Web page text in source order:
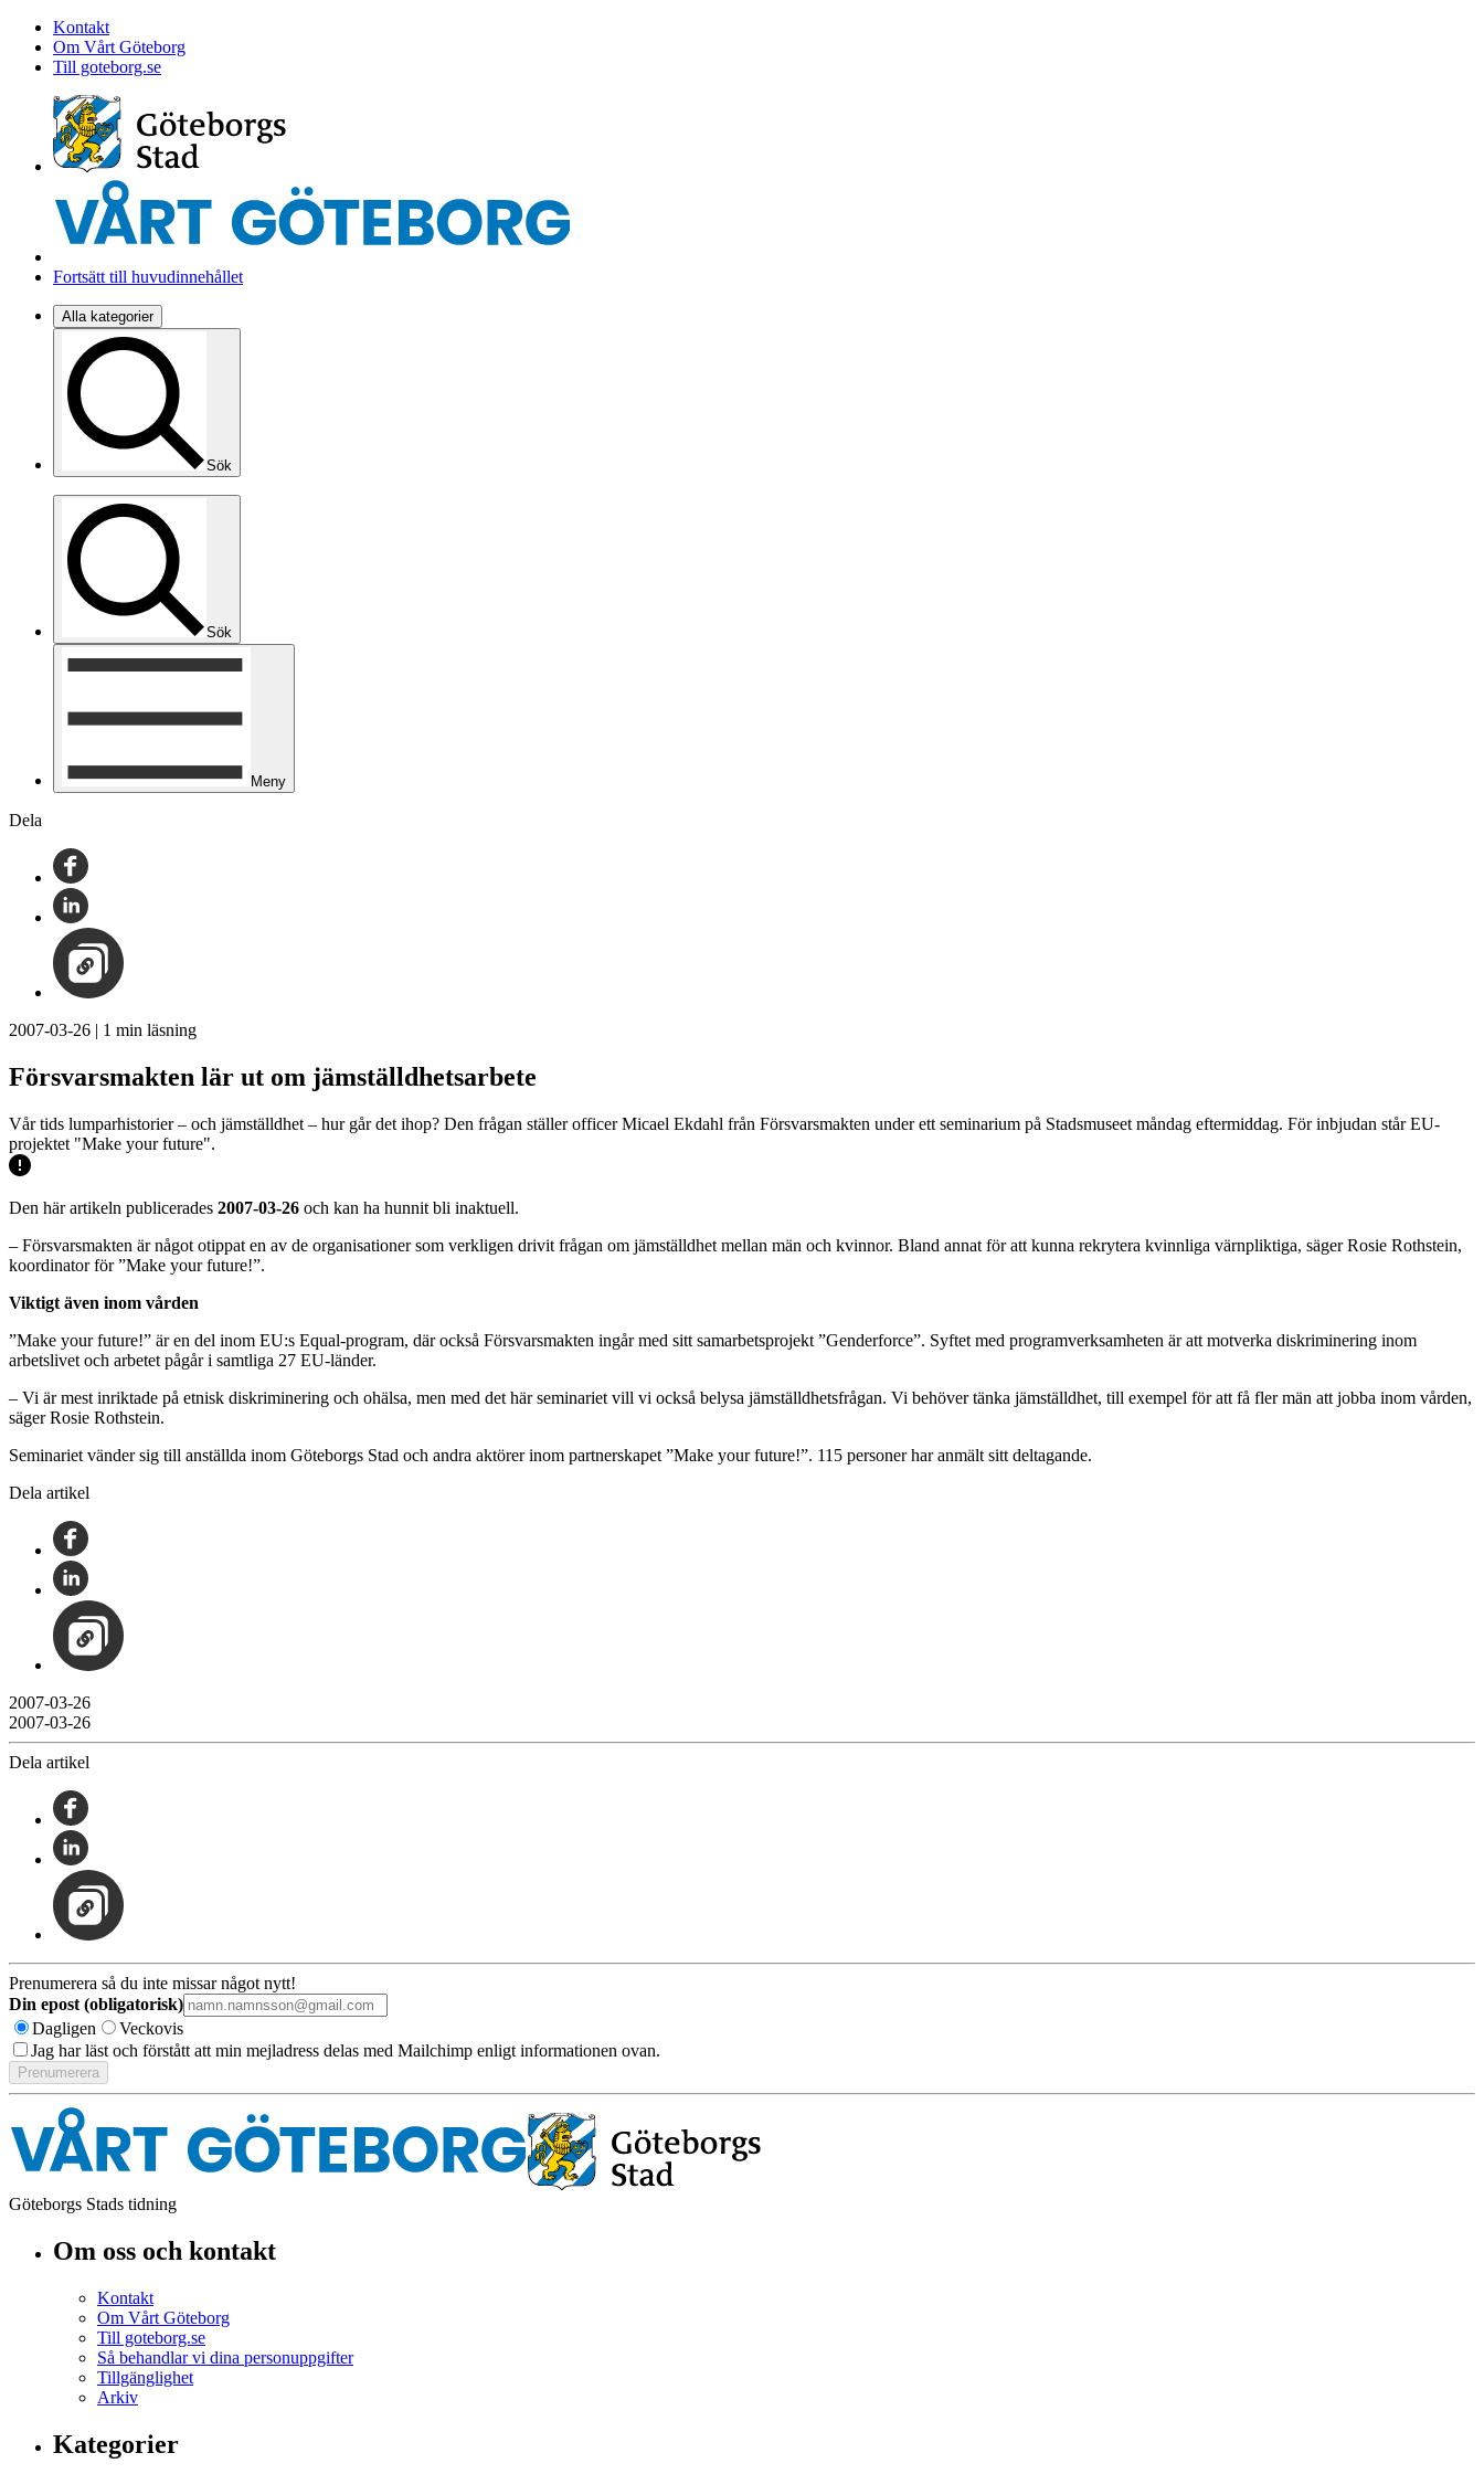
Kontakt
Om Vårt Göteborg
Till goteborg.se
Fortsätt till huvudinnehållet
Alla kategorier
Sök
Sök
Meny
Dela
2007-03-26 | 1 min läsning
Försvarsmakten lär ut om jämställdhetsarbete
Vår tids lumparhistorier – och jämställdhet – hur går det ihop? Den frågan ställer officer Micael Ekdahl från Försvarsmakten under ett seminarium på Stadsmuseet måndag eftermiddag. För inbjudan står EU-
projektet "Make your future".
Den här artikeln publicerades 2007-03-26 och kan ha hunnit bli inaktuell.
– Försvarsmakten är något otippat en av de organisationer som verkligen drivit frågan om jämställdhet mellan män och kvinnor. Bland annat för att kunna rekrytera kvinnliga värnpliktiga, säger Rosie Rothstein,
koordinator för ”Make your future!”.
Viktigt även inom vården
”Make your future!” är en del inom EU:s Equal-program, där också Försvarsmakten ingår med sitt samarbetsprojekt ”Genderforce”. Syftet med programverksamheten är att motverka diskriminering inom
arbetslivet och arbetet pågår i samtliga 27 EU-länder.
– Vi är mest inriktade på etnisk diskriminering och ohälsa, men med det här seminariet vill vi också belysa jämställdhetsfrågan. Vi behöver tänka jämställdhet, till exempel för att få fler män att jobba inom vården,
säger Rosie Rothstein.
Seminariet vänder sig till anställda inom Göteborgs Stad och andra aktörer inom partnerskapet ”Make your future!”. 115 personer har anmält sitt deltagande.
Dela artikel
2007-03-26
2007-03-26
Dela artikel
Prenumerera så du inte missar något nytt!
Din epost (obligatorisk)
Dagligen
Veckovis
Jag har läst och förstått att min mejladress delas med Mailchimp enligt informationen ovan.
Göteborgs Stads tidning
Om oss och kontakt
Kontakt
Om Vårt Göteborg
Till goteborg.se
Så behandlar vi dina personuppgifter
Tillgänglighet
Arkiv
Kategorier